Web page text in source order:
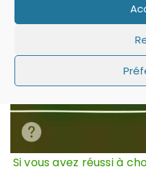
Si vous avez réussi à